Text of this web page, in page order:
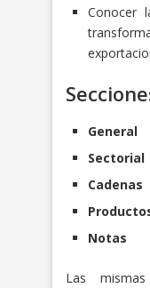
Conocer
General
Sectorial
Cadenas
Notas
Las